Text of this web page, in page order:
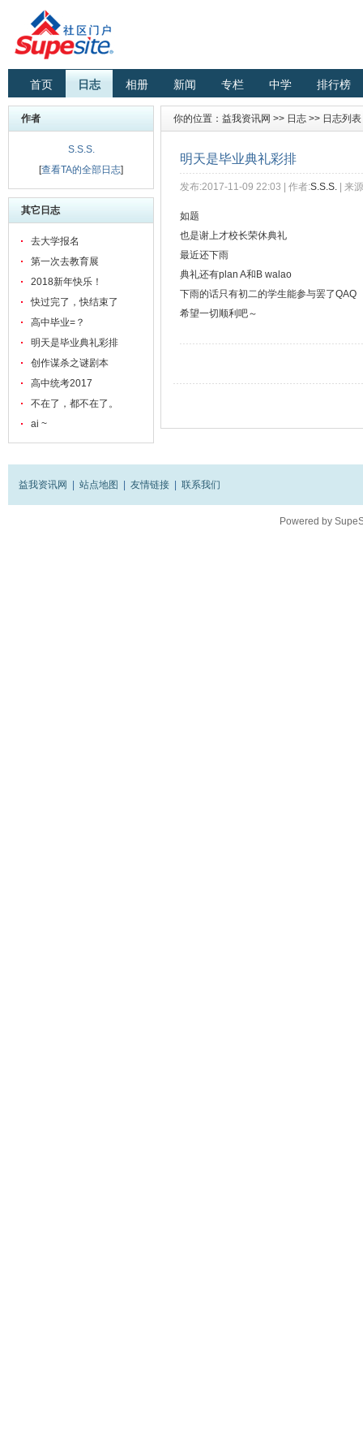
首页 日志 相册 新闻 专栏 中学 排行榜
作者
S.S.S.
[查看TA的全部日志]
其它日志
去大学报名
第一次去教育展
2018新年快乐！
快过完了，快结束了
高中毕业=？
明天是毕业典礼彩排
创作谋杀之谜剧本
高中统考2017
不在了，都不在了。
ai ~
你的位置： 益我资讯网 >> 日志 >> 日志列表
明天是毕业典礼彩排
发布:2017-11-09 22:03 | 作者:S.S.S. | 来
如题
也是谢上才校长荣休典礼
最近还下雨
典礼还有plan A和B walao
下雨的话只有初二的学生能参与罢了QAQ
希望一切顺利吧～
益我资讯网 站点地图 友情链接 联系我们
Powered by